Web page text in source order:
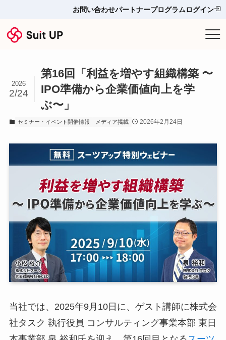
プランと料金
他ツールとの比較＆選び方
お役立ち情報
お問い合わせ
ログイン
スーツアップを無料ではじめる▶
サービス概要資料はこちら
お問い合わせパートナープログラムログイン
第16回「利益を増やす組織構築 〜
IPO準備から企業価値向上を学
ぶ〜」
2026
2/24
セミナー・イベント開催情報 メディア掲載 2026年2月24日
当社では、2025年9月10日に、ゲスト講師に株式会
社タスク 執行役員 コンサルティング事業本部 東日